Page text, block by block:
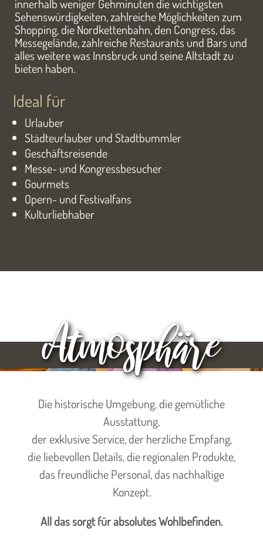
innerhalb weniger Gehminuten die wichtigsten
Sehenswürdigkeiten, zahlreiche Möglichkeiten zum
Shopping, die Nordkettenbahn, den Congress, das
Messegelände, zahlreiche Restaurants und Bars und
alles weitere was Innsbruck und seine Altstadt zu
bieten haben.
Ideal für
Urlauber
Städteurlauber und Stadtbummler
Geschäftsreisende
Messe- und Kongressbesucher
Gourmets
Opern- und Festivalfans
Kulturliebhaber
Atmosphäre
Die historische Umgebung, die gemütliche
Ausstattung,
der exklusive Service, der herzliche Empfang,
die liebevollen Details, die regionalen Produkte,
das freundliche Personal, das nachhaltige
Konzept.
All das sorgt für absolutes Wohlbefinden.